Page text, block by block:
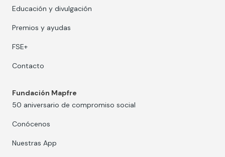
Educación y divulgación
Premios y ayudas
FSE+
Contacto
Fundación Mapfre
50 aniversario de compromiso social
Conócenos
Nuestras App